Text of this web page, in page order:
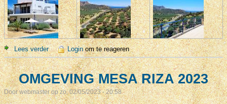
Lees verderover MESA RIZA 2023 (mét renovaties!)
Loginom te reageren
OMGEVING MESA RIZA 2023
Doorwebmasterop zo, 02/05/2023 - 20:58